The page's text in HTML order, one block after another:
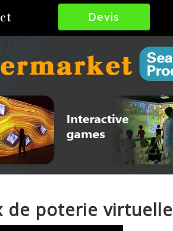
Devis
de poterie virtuelle